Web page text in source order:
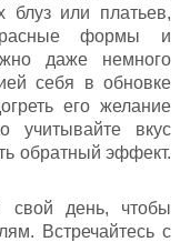
блуз или платьев,
формы и
даже немного
себя в обновке
его желание
учитывайте вкус
обратный эффект.
свой день, чтобы
Встречайтесь с